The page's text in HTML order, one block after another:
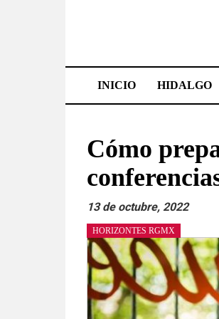
El
periódico
de
noticias
más
importantes
del
estado,
INICIO HIDALGO
Cómo
13 de octubre, 2022
HORIZONTES RGMX